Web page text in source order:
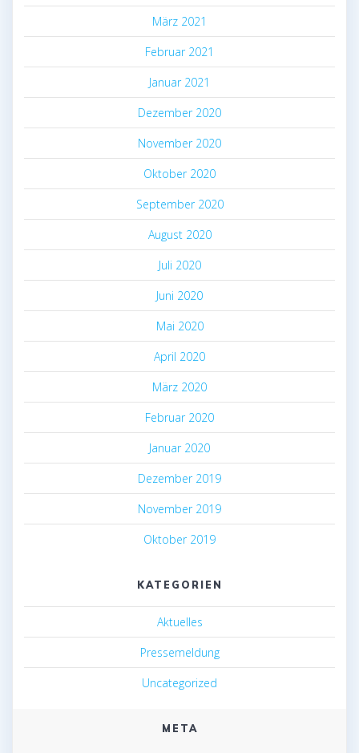
März 2021
Februar 2021
Januar 2021
Dezember 2020
November 2020
Oktober 2020
September 2020
August 2020
Juli 2020
Juni 2020
Mai 2020
April 2020
März 2020
Februar 2020
Januar 2020
Dezember 2019
November 2019
Oktober 2019
KATEGORIEN
Aktuelles
Pressemeldung
Uncategorized
META